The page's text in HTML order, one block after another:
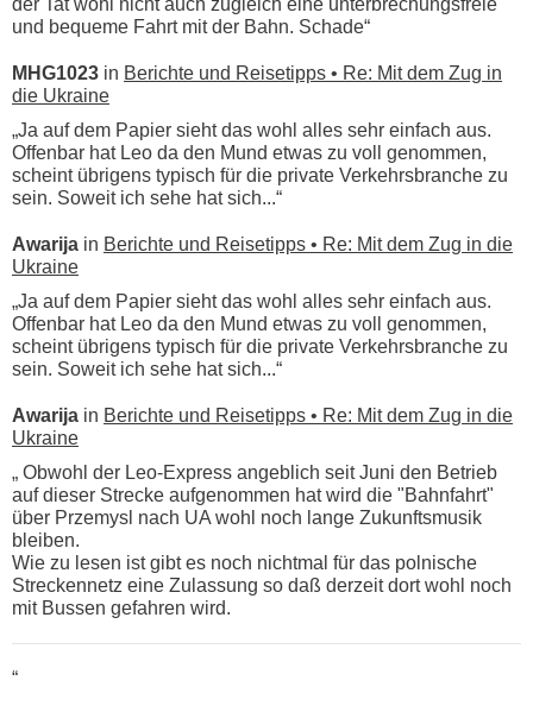
und bequeme Fahrt mit der Bahn. Schade“
MHG1023 in Berichte und Reisetipps • Re: Mit dem Zug in
die Ukraine
„Ja auf dem Papier sieht das wohl alles sehr einfach aus.
Offenbar hat Leo da den Mund etwas zu voll genommen,
scheint übrigens typisch für die private Verkehrsbranche zu
sein. Soweit ich sehe hat sich...“
Awarija in Berichte und Reisetipps • Re: Mit dem Zug in die
Ukraine
„Ja auf dem Papier sieht das wohl alles sehr einfach aus.
Offenbar hat Leo da den Mund etwas zu voll genommen,
scheint übrigens typisch für die private Verkehrsbranche zu
sein. Soweit ich sehe hat sich...“
Awarija in Berichte und Reisetipps • Re: Mit dem Zug in die
Ukraine
„ Obwohl der Leo-Express angeblich seit Juni den Betrieb
auf dieser Strecke aufgenommen hat wird die "Bahnfahrt"
über Przemysl nach UA wohl noch lange Zukunftsmusik
bleiben.
Wie zu lesen ist gibt es noch nichtmal für das polnische
Streckennetz eine Zulassung so daß derzeit dort wohl noch
mit Bussen gefahren wird.
“